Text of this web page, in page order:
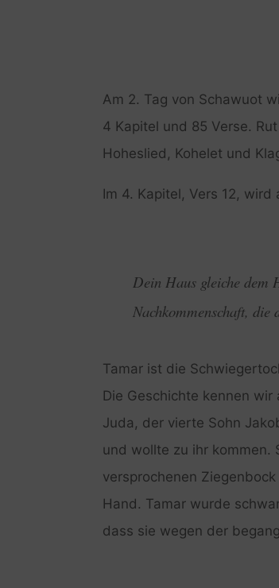
Am 2. Tag von Schawuot
4 Kapitel und 85 Verse.
Hoheslied, Kohelet und
Im 4. Kapitel, Vers 12, wird
Dein Haus gleiche dem
Nachkommenschaft, die
Tamar ist die
Die Geschichte kennen wir
Juda, der vierte Sohn
und wollte zu ihr kommen.
versprochenen
Hand. Tamar wurde
dass sie wegen der